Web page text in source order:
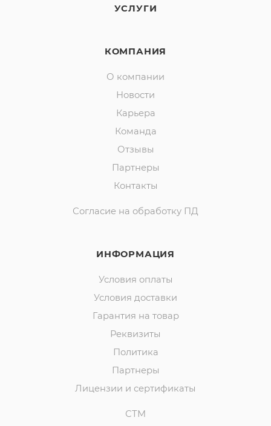
УСЛУГИ
КОМПАНИЯ
О компании
Новости
Карьера
Команда
Отзывы
Партнеры
Контакты
Согласие на обработку ПД
ИНФОРМАЦИЯ
Условия оплаты
Условия доставки
Гарантия на товар
Реквизиты
Политика
Партнеры
Лицензии и сертификаты
СТМ